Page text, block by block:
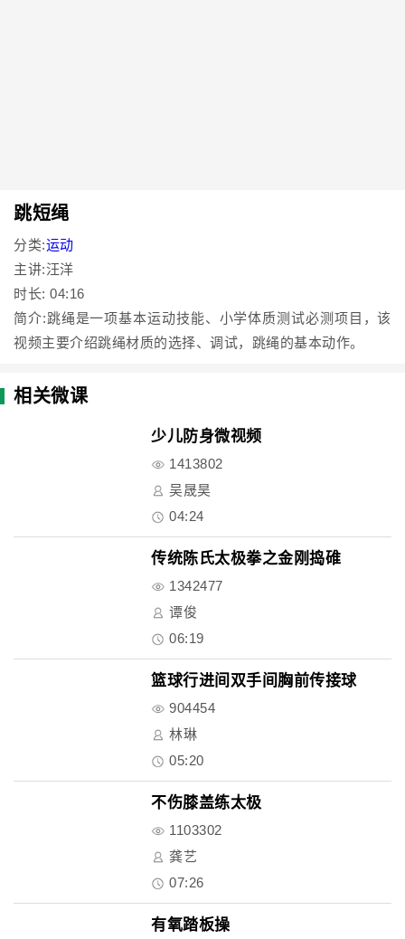
跳短绳
分类:运动
主讲:汪洋
时长: 04:16
简介:跳绳是一项基本运动技能、小学体质测试必测项目，该
视频主要介绍跳绳材质的选择、调试，跳绳的基本动作。
相关微课
少儿防身微视频
1413802
吴晟昊
04:24
传统陈氏太极拳之金刚捣碓
1342477
谭俊
06:19
篮球行进间双手间胸前传接球
904454
林琳
05:20
不伤膝盖练太极
1103302
龚艺
07:26
有氧踏板操